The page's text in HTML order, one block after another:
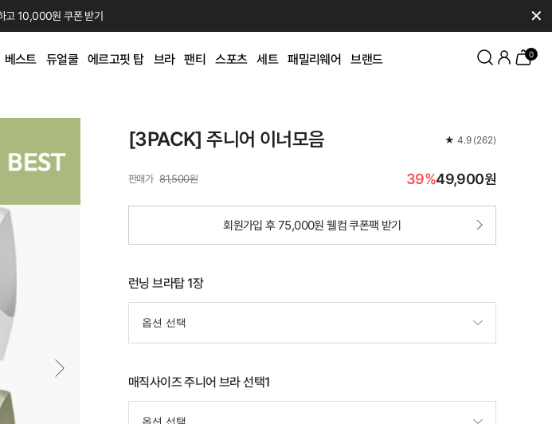
고 10,000원 쿠폰 받기 ✕
베스트 듀얼쿨 에르고핏 탑 브라 팬티 스포츠 세트 패밀리웨어 브랜드 0
[3PACK] 주니어 이너모음 ★ 4.9 (262)
81,500원 39%49,900원
회원가입 후 75,000원 웰컴 쿠폰팩 받기
런닝 브라탑 1장
매직사이즈 주니어 브라 선택1